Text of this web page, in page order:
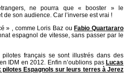
ne pourra que « booster » le
son audience. Car l’inverse est vrai !
» , comme Loris Baz ou Fabio Quartararo
espagnol de vitesse, sans passer par le
français se sont illustrés dans des
IDM en 2012. Enfin n’oublions pas Lucas
pilotes Espagnols sur leurs terres à Jerez